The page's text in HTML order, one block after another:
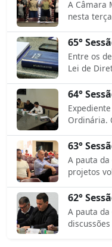
A Câmara
nesta
65°
Entre os
Lei de
64°
Ordinária.
63°
A pauta da
projetos
62°
A pauta da